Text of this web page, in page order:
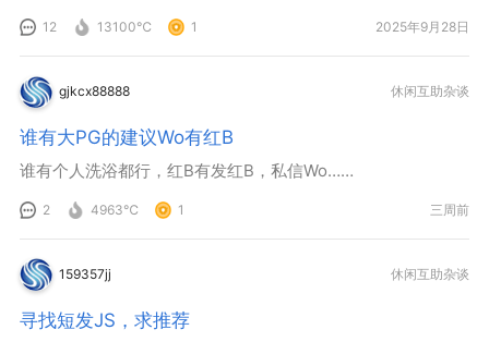
12 13100℃ 1 2025年9月28日
gjkcx88888 休闲互助杂谈
谁有大PG的建议Wo有红B
谁有个人洗浴都行，红B有发红B，私信Wo……
2 4963℃ 1 三周前
159357jj 休闲互助杂谈
寻找短发JS，求推荐